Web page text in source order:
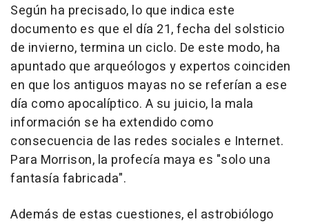
Según ha precisado, lo que indica este
documento es que el día 21, fecha del solsticio
de invierno, termina un ciclo. De este modo, ha
apuntado que arqueólogos y expertos coinciden
en que los antiguos mayas no se referían a ese
día como apocalíptico. A su juicio, la mala
información se ha extendido como
consecuencia de las redes sociales e Internet.
Para Morrison, la profecía maya es "solo una
fantasía fabricada".
Además de estas cuestiones, el astrobiólogo